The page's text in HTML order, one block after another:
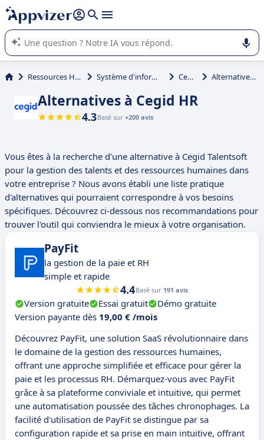
répondre (plusieurs lignes avec
L'IA de Appvizer vous guide dans l'utilisation ou la sélection de
logiciel SaaS en entreprise.
Ressources Humaines (RH) Système d'information RH (SIRH) Cegid HR Alternatives à Cegid HR
Alternatives à Cegid HR
4.3Basé sur +200 avis
Vous êtes à la recherche d'une alternative à Cegid Talentsoft
pour la gestion des talents et des ressources humaines dans
votre entreprise ? Nous avons établi une liste pratique
d'alternatives qui pourraient correspondre à vos besoins
spécifiques. Découvrez ci-dessous nos recommandations pour
trouver l'outil qui conviendra le mieux à votre organisation.
PayFit
la gestion de la paie et RH
simple et rapide
4.4Basé sur 191 avis
Version gratuite Essai gratuit
Démo gratuite
Version payante dès 19,00 € /mois
Découvrez PayFit, une solution SaaS révolutionnaire dans
le domaine de la gestion des ressources humaines,
offrant une approche simplifiée et efficace pour gérer la
paie et les processus RH. Démarquez-vous avec PayFit
grâce à sa plateforme conviviale et intuitive, qui permet
une automatisation poussée des tâches chronophages. La
facilité d'utilisation de PayFit se distingue par sa
configuration rapide et sa prise en main intuitive, offrant